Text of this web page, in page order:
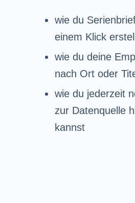
wie du
einem Klick
wie du deine
nach Ort oder
wie du jederzeit
zur Datenquelle
kannst